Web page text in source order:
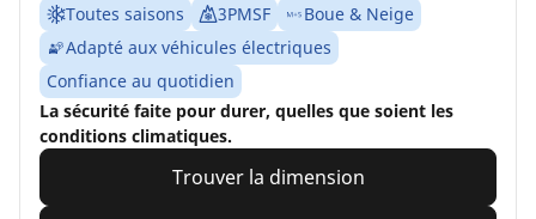
Toutes saisons 3PMSF
Boue & Neige
Adapté aux véhicules électriques
Confiance au quotidien
La sécurité faite pour durer, quelles que soient les
conditions climatiques.
Trouver la dimension